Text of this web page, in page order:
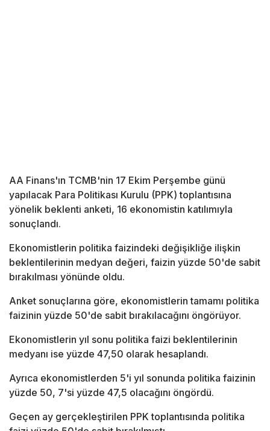
AA Finans'ın TCMB'nin 17 Ekim Perşembe günü
yapılacak Para Politikası Kurulu (PPK) toplantısına
yönelik beklenti anketi, 16 ekonomistin katılımıyla
sonuçlandı.
Ekonomistlerin politika faizindeki değişikliğe ilişkin
beklentilerinin medyan değeri, faizin yüzde 50'de sabit
bırakılması yönünde oldu.
Anket sonuçlarına göre, ekonomistlerin tamamı politika
faizinin yüzde 50'de sabit bırakılacağını öngörüyor.
Ekonomistlerin yıl sonu politika faizi beklentilerinin
medyanı ise yüzde 47,50 olarak hesaplandı.
Ayrıca ekonomistlerden 5'i yıl sonunda politika faizinin
yüzde 50, 7'si yüzde 47,5 olacağını öngördü.
Geçen ay gerçekleştirilen PPK toplantısında politika